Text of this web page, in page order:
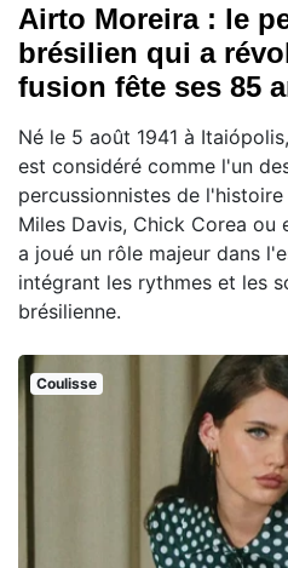
Airto Moreira : le
brésilien qui a
fusion fête ses 85
Né le 5 août 1941 à
est considéré comme l'un
percussionnistes de
Miles Davis, Chick Corea ou
a joué un rôle majeur dans
intégrant les rythmes et les
brésilienne.
Coulisse